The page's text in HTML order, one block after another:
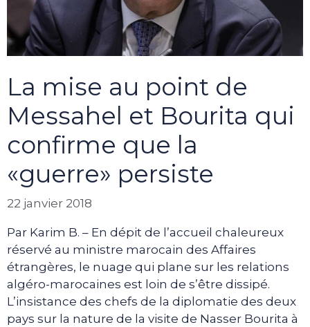
La mise au point de
Messahel et Bourita qui
confirme que la
«guerre» persiste
22 janvier 2018
Par Karim B. – En dépit de l’accueil chaleureux
réservé au ministre marocain des Affaires
étrangères, le nuage qui plane sur les relations
algéro-marocaines est loin de s’être dissipé.
L’insistance des chefs de la diplomatie des deux
pays sur la nature de la visite de Nasser Bourita à